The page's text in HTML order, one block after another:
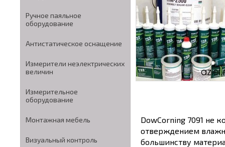
Ручное паяльное
оборудование
Антистатическое оснащение
Измерители неэлектрических
величин
Измерительное
оборудование
Монтажная мебель
Визуальный контроль
DowCorning 7091 не
отверждением
большинству